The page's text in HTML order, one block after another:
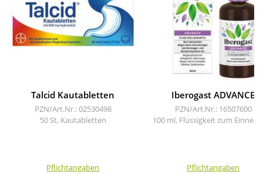
Talcid Kautabletten
PZN/Art.Nr.: 02530498
50 St, Kautabletten
Pflichtangaben
Iberogast ADVANCE
PZN/Art.Nr.: 16507600
100 ml, Flüssigkeit zum
Pflichtangaben